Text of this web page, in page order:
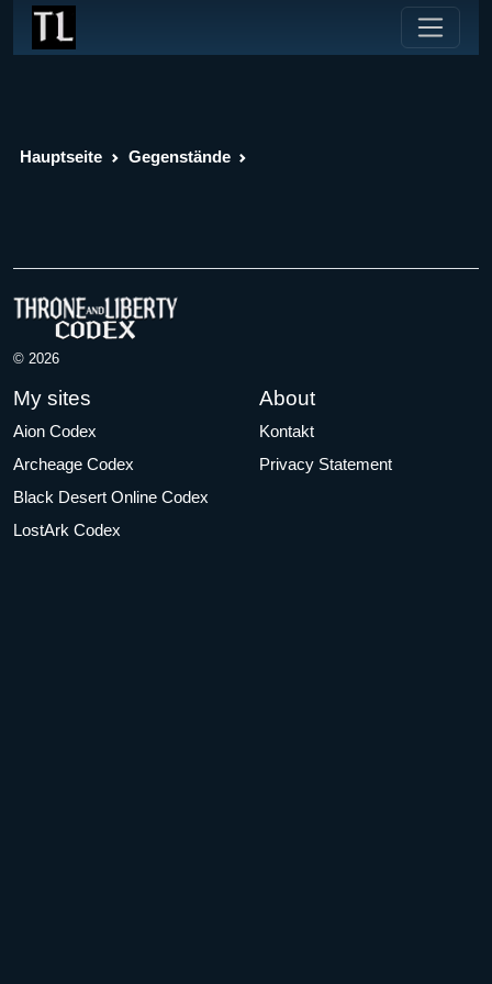
Hauptseite Gegenstände
© 2026
My sites
Aion Codex
Archeage Codex
Black Desert Online Codex
LostArk Codex
About
Kontakt
Privacy Statement